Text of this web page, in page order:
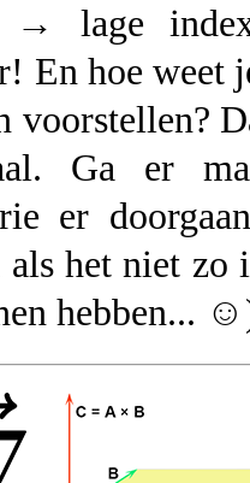
→ lage
En hoe weet
voorstellen?
Ga er
er
als het niet
hebben...